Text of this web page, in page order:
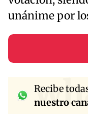
unánime por
Recibe
nuestro